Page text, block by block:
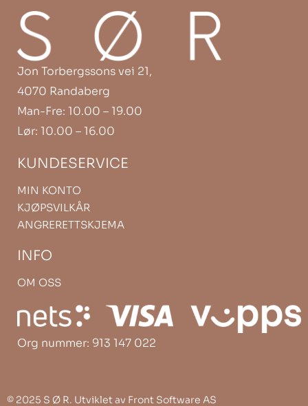
Jon Torbergssons vei 21,
4070 Randaberg
Man-Fre: 10.00 – 19.00
Lør: 10.00 – 16.00
KUNDESERVICE
MIN KONTO
KJØPSVILKÅR
ANGRERETTSKJEMA
INFO
OM OSS
Org nummer: 913 147 022
© 2025 S Ø R. Utviklet av Front Software AS